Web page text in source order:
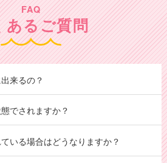
FAQ
あるご質問
来るの？
でされますか？
いる場合はどうなりますか？